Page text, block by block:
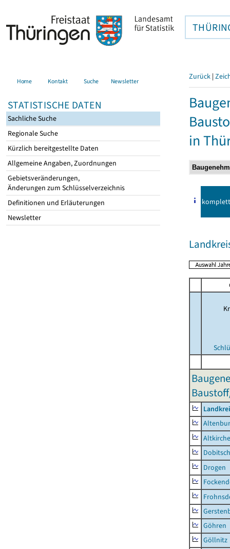
Home Kontakt Suche Newsletter
STATISTISCHE DATEN
Sachliche Suche
Regionale Suche
Kürzlich bereitgestellte Daten
Allgemeine Angaben, Zuordnungen
Gebietsveränderungen,
Änderungen zum Schlüsselverzeichnis
Definitionen und Erläuterungen
Newsletter
Zurück |
in
komplett
Drogen
Göhren
Göllnitz